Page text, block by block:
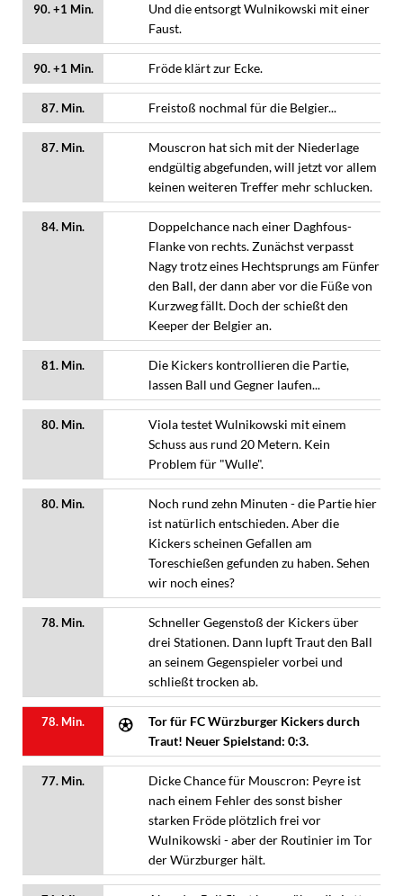
90. +1 Min.
Und die entsorgt Wulnikowski mit einer
Faust.
90. +1 Min. Fröde klärt zur Ecke.
87. Min. Freistoß nochmal für die Belgier...
87. Min.
Mouscron hat sich mit der Niederlage
endgültig abgefunden, will jetzt vor allem
keinen weiteren Treffer mehr schlucken.
84. Min.
Doppelchance nach einer Daghfous-
Flanke von rechts. Zunächst verpasst
Nagy trotz eines Hechtsprungs am Fünfer
den Ball, der dann aber vor die Füße von
Kurzweg fällt. Doch der schießt den
Keeper der Belgier an.
81. Min.
Die Kickers kontrollieren die Partie,
lassen Ball und Gegner laufen...
80. Min.
Viola testet Wulnikowski mit einem
Schuss aus rund 20 Metern. Kein
Problem für "Wulle".
80. Min.
Noch rund zehn Minuten - die Partie hier
ist natürlich entschieden. Aber die
Kickers scheinen Gefallen am
Toreschießen gefunden zu haben. Sehen
wir noch eines?
78. Min.
Schneller Gegenstoß der Kickers über
drei Stationen. Dann lupft Traut den Ball
an seinem Gegenspieler vorbei und
schließt trocken ab.
78. Min.
Tor für FC Würzburger Kickers durch
Traut! Neuer Spielstand: 0:3.
77. Min.
Dicke Chance für Mouscron: Peyre ist
nach einem Fehler des sonst bisher
starken Fröde plötzlich frei vor
Wulnikowski - aber der Routinier im Tor
der Würzburger hält.